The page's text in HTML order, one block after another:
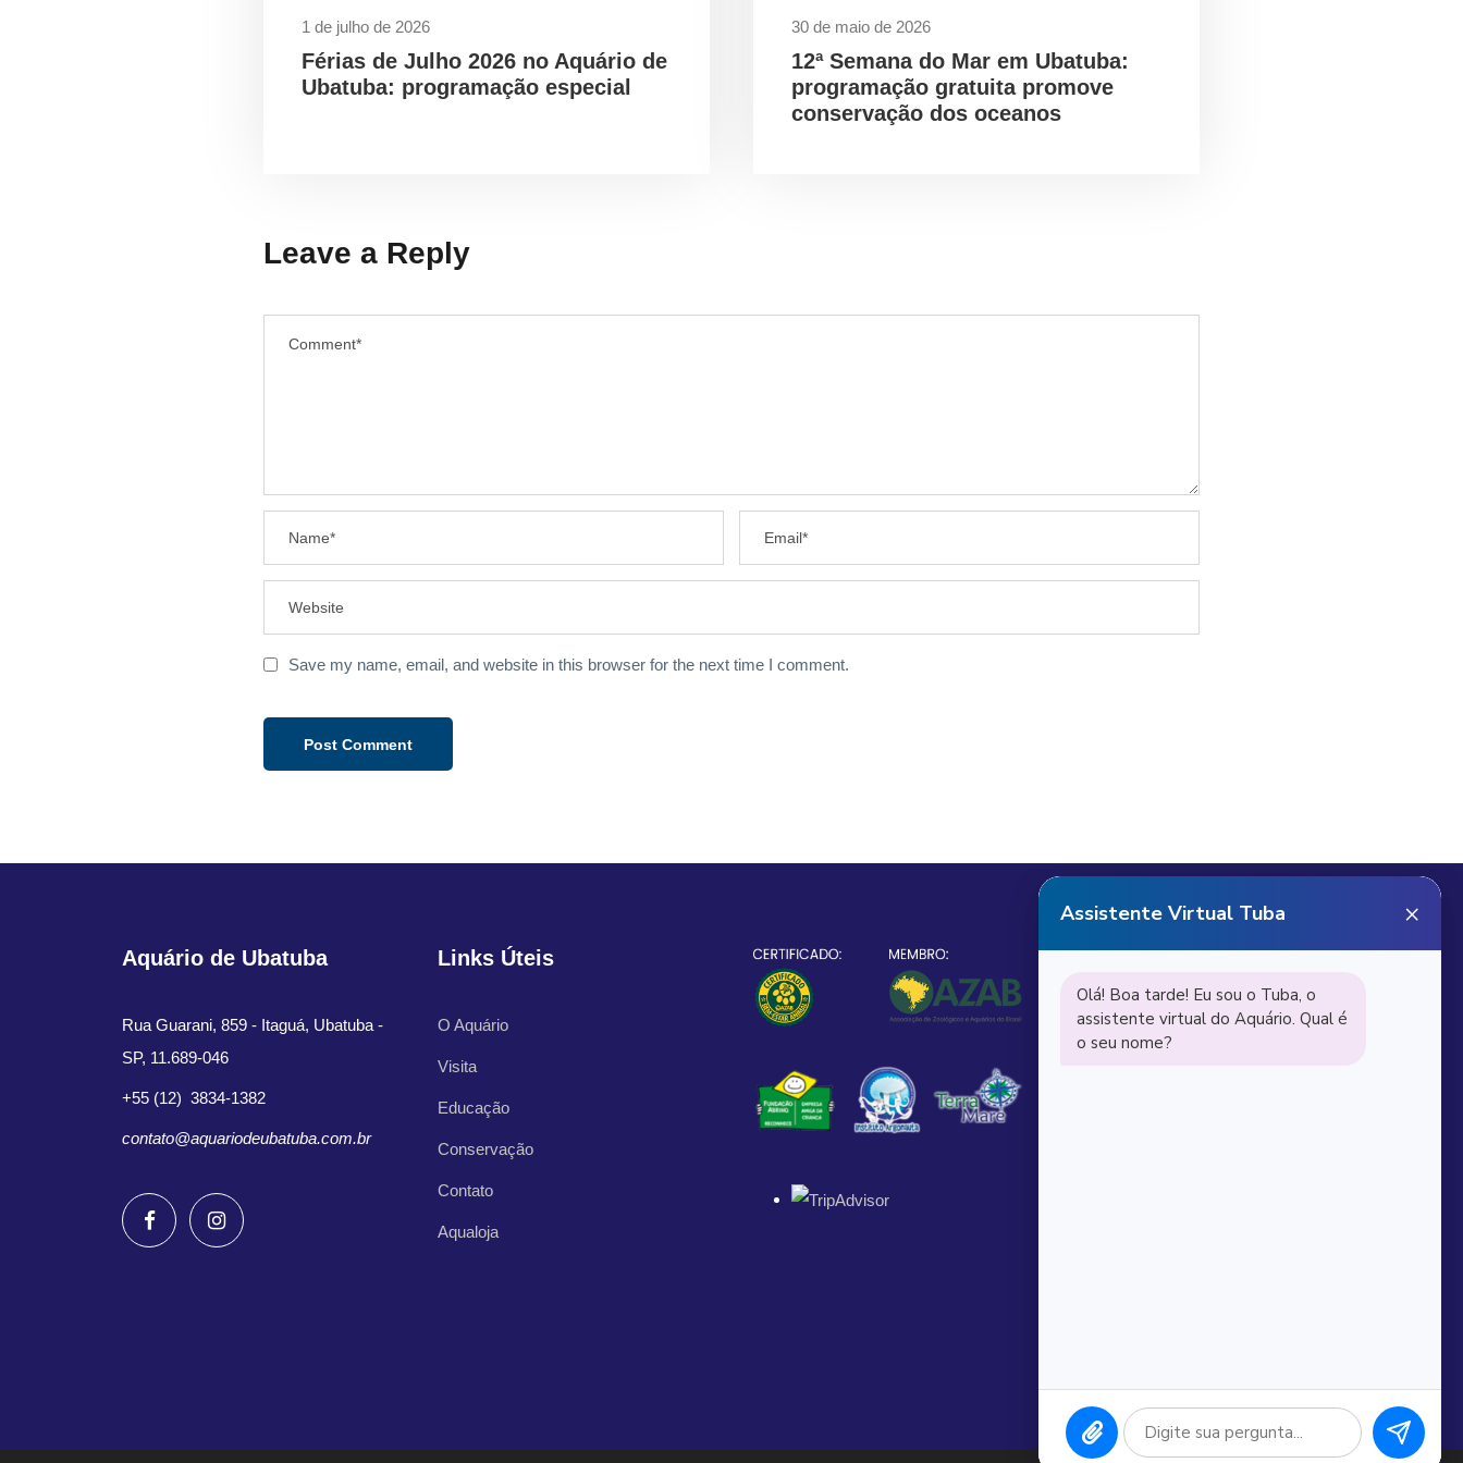
1 de julho de 2026
Férias de Julho 2026 no Aquário de
Ubatuba: programação especial
30 de maio de 2026
12ª Semana do Mar em Ubatuba:
programação gratuita promove
conservação dos oceanos
Leave a Reply
Save my name, email, and website in this browser for the next time I comment.
Aquário de Ubatuba
Rua Guarani, 859 - Itaguá, Ubatuba -
SP, 11.689-046
+55 (12) 3834-1382
contato@aquariodeubatuba.com.br
Links Úteis
O Aquário
Visita
Educação
Conservação
Contato
Aqualoja
Receba notícias do
Aquário